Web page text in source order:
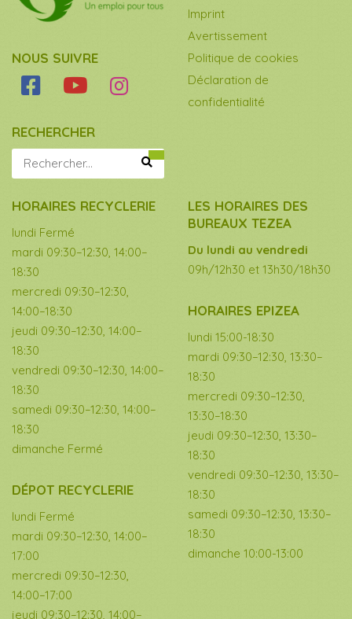
NOUS SUIVRE
RECHERCHER
Imprint
Avertissement
Politique de cookies
Déclaration de
confidentialité
HORAIRES RECYCLERIE
lundi Fermé
mardi 09:30–12:30, 14:00–
18:30
mercredi 09:30–12:30,
14:00–18:30
jeudi 09:30–12:30, 14:00–
18:30
vendredi 09:30–12:30, 14:00–
18:30
samedi 09:30–12:30, 14:00–
18:30
dimanche Fermé
DÉPOT RECYCLERIE
lundi Fermé
mardi 09:30–12:30, 14:00–
17:00
mercredi 09:30–12:30,
14:00–17:00
jeudi 09:30–12:30, 14:00–
LES HORAIRES DES
BUREAUX TEZEA
Du lundi au vendredi
09h/12h30 et 13h30/18h30
HORAIRES EPIZEA
lundi 15:00-18:30
mardi 09:30–12:30, 13:30–
18:30
mercredi 09:30–12:30,
13:30–18:30
jeudi 09:30–12:30, 13:30–
18:30
vendredi 09:30–12:30, 13:30–
18:30
samedi 09:30–12:30, 13:30–
18:30
dimanche 10:00-13:00